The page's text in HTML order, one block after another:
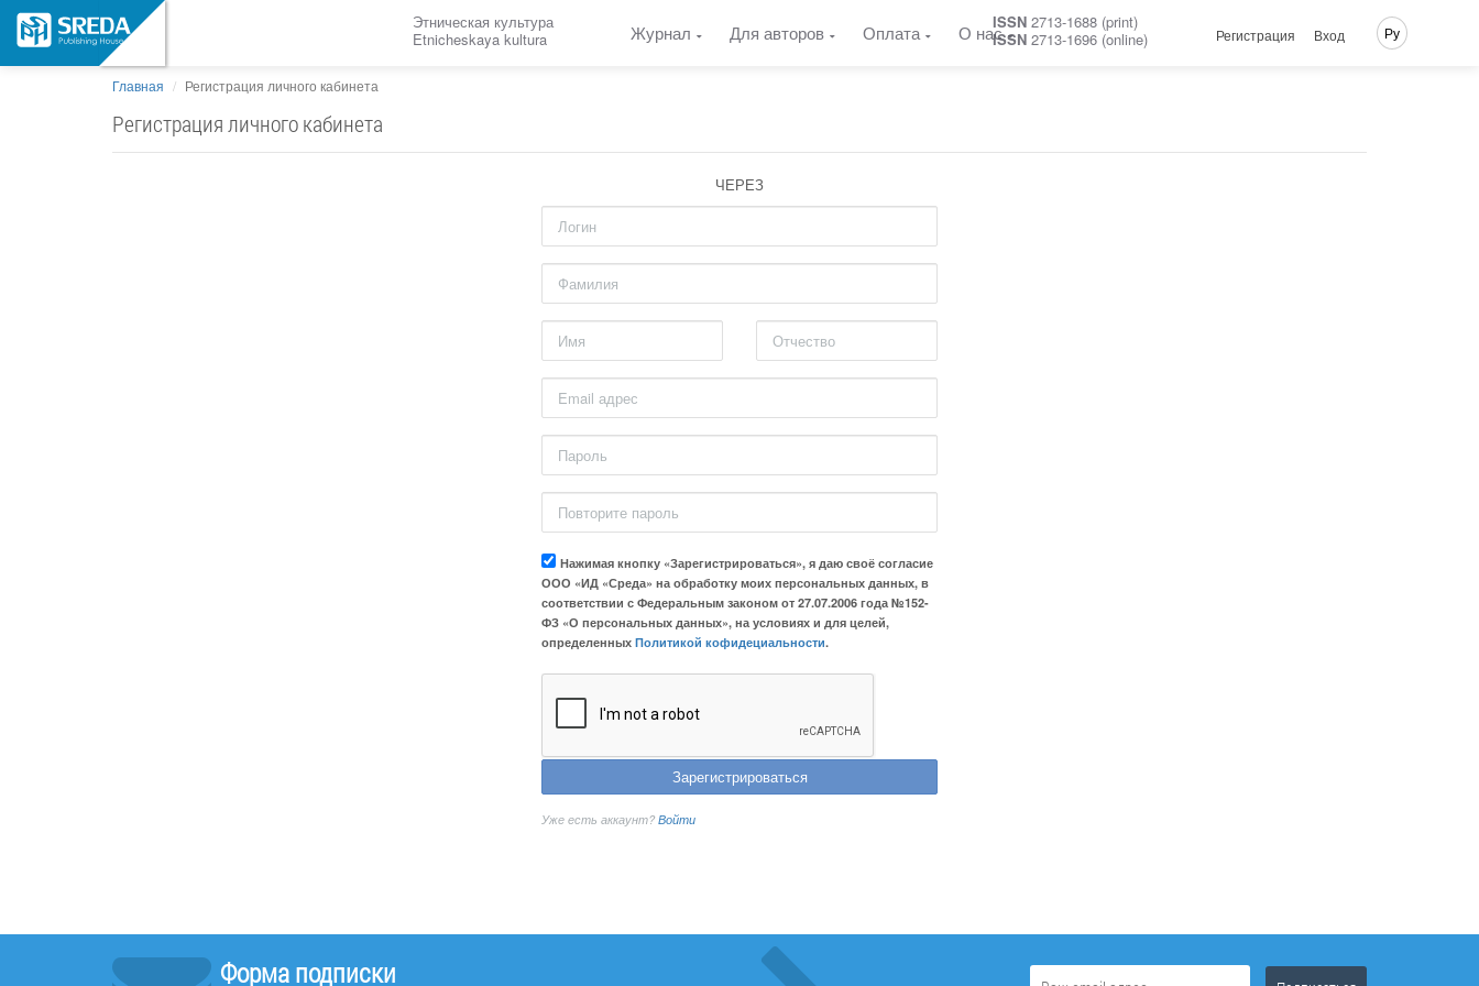
Этническая культура
Etnicheskaya kultura
Журнал Для авторов Оплата О насISSN 2713-1688 (print)
ISSN 2713-1696 (online) Регистрация Вход Ру
Главная Регистрация личного кабинета
Регистрация личного кабинета
ЧЕРЕЗ
Нажимая кнопку «Зарегистрироваться», я даю своё согласие
ООО «ИД «Среда» на обработку моих персональных данных, в
соответствии с Федеральным законом от 27.07.2006 года №152-
ФЗ «О персональных данных», на условиях и для целей,
определенных Политикой кофидециальности.
Зарегистрироваться
Уже есть аккаунт? Войти
Форма подписки